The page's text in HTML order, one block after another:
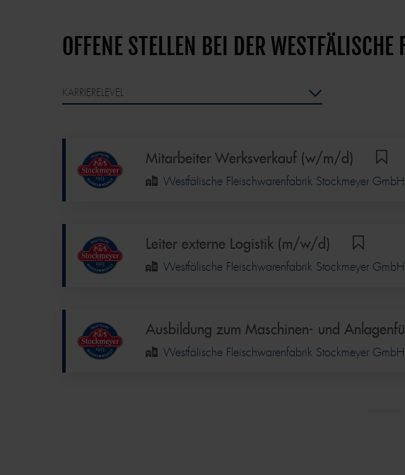
OFFENE STELLEN BEI DER
Mitarbeiter Werksverkauf (w/m/d)
Westfälische Fleischwarenfabrik Stockmeyer GmbH
Leiter externe Logistik (m/w/d)
Westfälische Fleischwarenfabrik Stockmeyer GmbH
Ausbildung zum Maschinen- und
Westfälische Fleischwarenfabrik Stockmeyer GmbH